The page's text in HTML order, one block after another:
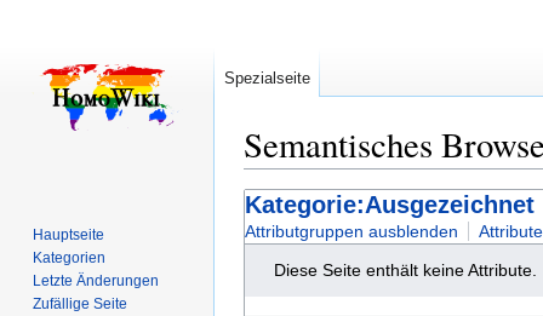
Semantisches
Zur
Navigation
Zur
Suche
Attributgruppen ausblenden
Diese Seite enthält keine Attribute.
Spezialseite
Hauptseite
Kategorien
Letzte Änderungen
Zufällige Seite